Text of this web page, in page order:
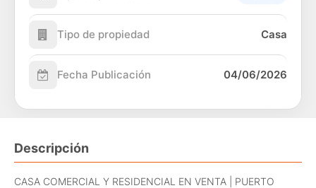
Tipo de propiedad Casa
Fecha Publicación 04/06/2026
Descripción
CASA COMERCIAL Y RESIDENCIAL EN VENTA | PUERTO